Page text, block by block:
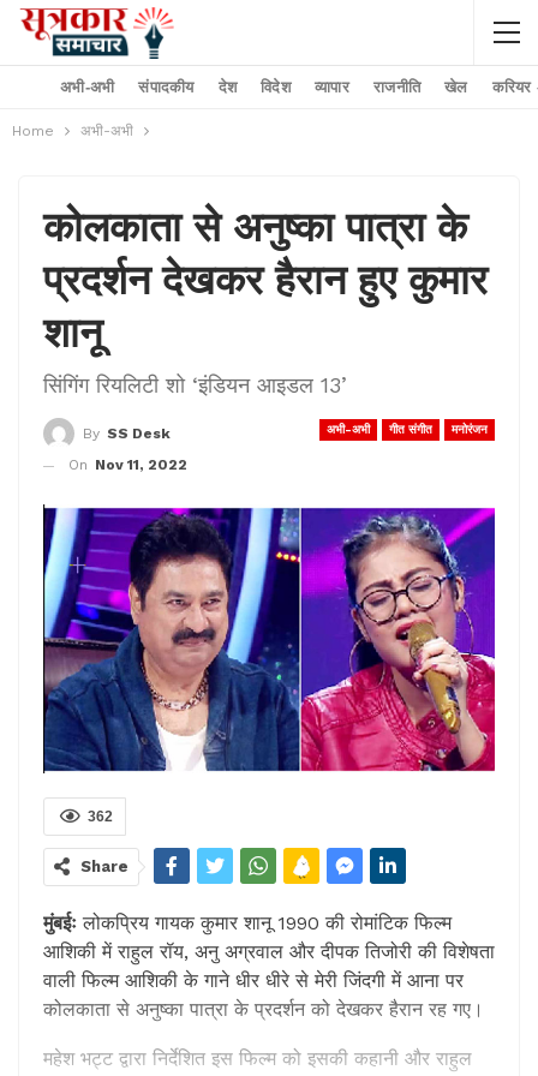
अभी-अभी संपादकीय देश विदेश व्यापार राजनीति खेल करियर
Home अभी-अभी
कोलकाता से अनुष्का पात्रा के
प्रदर्शन देखकर हैरान हुए कुमार
शानू
सिंगिंग रियलिटी शो ‘इंडियन आइडल 13’
अभी-अभी गीत संगीत मनोरंजन
By SS Desk
On Nov 11, 2022
362
Share
मुंबईः लोकप्रिय गायक कुमार शानू 1990 की रोमांटिक फिल्म
आशिकी में राहुल रॉय, अनु अग्रवाल और दीपक तिजोरी की विशेषता
वाली फिल्म आशिकी के गाने धीर धीरे से मेरी जिंदगी में आना पर
कोलकाता से अनुष्का पात्रा के प्रदर्शन को देखकर हैरान रह गए।
महेश भट्ट द्वारा निर्देशित इस फिल्म को इसकी कहानी और राहुल